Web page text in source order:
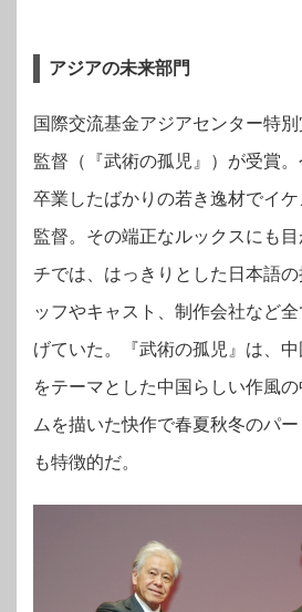
アジアの未来部門
国際交流基金アジアセンター特
監督（『武術の孤児』）が受賞
卒業したばかりの若き逸材でイ
監督。その端正なルックスにも
チでは、はっきりとした日本語
ッフやキャスト、制作会社など
げていた。『武術の孤児』は、
をテーマとした中国らしい作風
ムを描いた快作で春夏秋冬のパ
も特徴的だ。